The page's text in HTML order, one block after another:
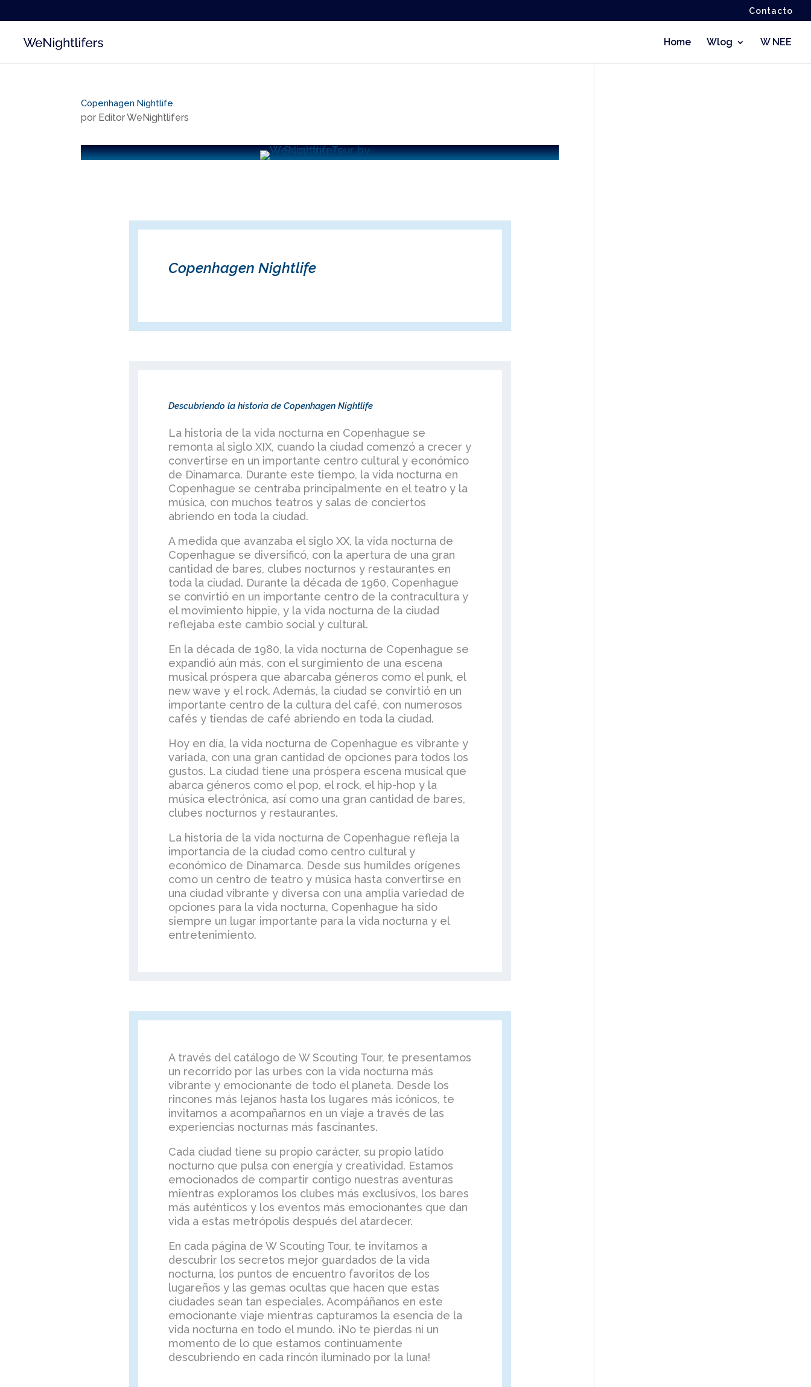
Contacto
Home Wlog W NEE
Copenhagen Nightlife
por Editor WeNightlifers
Copenhagen Nightlife
Descubriendo la historia de Copenhagen Nightlife
La historia de la vida nocturna en Copenhague se
remonta al siglo XIX, cuando la ciudad comenzó a crecer y
convertirse en un importante centro cultural y económico
de Dinamarca. Durante este tiempo, la vida nocturna en
Copenhague se centraba principalmente en el teatro y la
música, con muchos teatros y salas de conciertos
abriendo en toda la ciudad.
A medida que avanzaba el siglo XX, la vida nocturna de
Copenhague se diversificó, con la apertura de una gran
cantidad de bares, clubes nocturnos y restaurantes en
toda la ciudad. Durante la década de 1960, Copenhague
se convirtió en un importante centro de la contracultura y
el movimiento hippie, y la vida nocturna de la ciudad
reflejaba este cambio social y cultural.
En la década de 1980, la vida nocturna de Copenhague se
expandió aún más, con el surgimiento de una escena
musical próspera que abarcaba géneros como el punk, el
new wave y el rock. Además, la ciudad se convirtió en un
importante centro de la cultura del café, con numerosos
cafés y tiendas de café abriendo en toda la ciudad.
Hoy en día, la vida nocturna de Copenhague es vibrante y
variada, con una gran cantidad de opciones para todos los
gustos. La ciudad tiene una próspera escena musical que
abarca géneros como el pop, el rock, el hip-hop y la
música electrónica, así como una gran cantidad de bares,
clubes nocturnos y restaurantes.
La historia de la vida nocturna de Copenhague refleja la
importancia de la ciudad como centro cultural y
económico de Dinamarca. Desde sus humildes orígenes
como un centro de teatro y música hasta convertirse en
una ciudad vibrante y diversa con una amplia variedad de
opciones para la vida nocturna, Copenhague ha sido
siempre un lugar importante para la vida nocturna y el
entretenimiento.
A través del catálogo de W Scouting Tour, te presentamos
un recorrido por las urbes con la vida nocturna más
vibrante y emocionante de todo el planeta. Desde los
rincones más lejanos hasta los lugares más icónicos, te
invitamos a acompañarnos en un viaje a través de las
experiencias nocturnas más fascinantes.
Cada ciudad tiene su propio carácter, su propio latido
nocturno que pulsa con energía y creatividad. Estamos
emocionados de compartir contigo nuestras aventuras
mientras exploramos los clubes más exclusivos, los bares
más auténticos y los eventos más emocionantes que dan
vida a estas metrópolis después del atardecer.
En cada página de W Scouting Tour, te invitamos a
descubrir los secretos mejor guardados de la vida
nocturna, los puntos de encuentro favoritos de los
lugareños y las gemas ocultas que hacen que estas
ciudades sean tan especiales. Acompáñanos en este
emocionante viaje mientras capturamos la esencia de la
vida nocturna en todo el mundo. ¡No te pierdas ni un
momento de lo que estamos continuamente
descubriendo en cada rincón iluminado por la luna!